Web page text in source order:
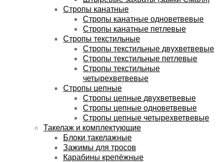
Стропы канатные
Стропы канатные одноветвевые
Стропы канатные петлевые
Стропы текстильные
Стропы текстильные двухветвевые
Стропы текстильные петлевые
Стропы текстильные
четырехветвевые
Стропы цепные
Стропы цепные двухветвевые
Стропы цепные одноветвевые
Стропы цепные четырехветвевые
Такелаж и комплектующие
Блоки такелажные
Зажимы для тросов
Карабины крепёжные